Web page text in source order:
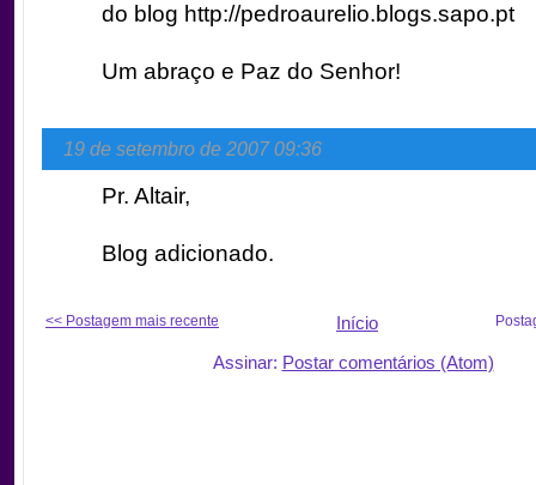
do blog http://pedroaurelio.blogs.sapo.pt
Um abraço e Paz do Senhor!
19 de setembro de 2007 09:36
Pr. Altair,
Blog adicionado.
<< Postagem mais recente
Início
Assinar: Postar comentários (Atom)